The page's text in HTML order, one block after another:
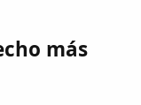
más